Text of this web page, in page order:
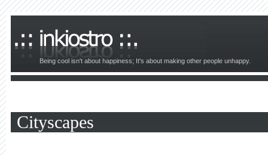
Being cool isn't about happiness; It's about making other people unhappy.
Cityscapes